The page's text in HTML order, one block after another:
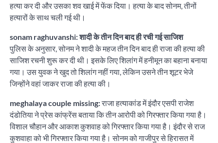
हत्या कर दी और उसका शव खाई में फेंक दिया। हत्या के बाद सोनम, तीनों
हत्यारों के साथ चली गई थी।
sonam raghuvanshi: शादी के तीन दिन बाद ही रची गई साजिश
पुलिस के अनुसार, सोनम ने शादी के महज तीन दिन बाद ही राजा की हत्या की
साजिश रचनी शुरू कर दी थी। इसके लिए शिलांग में हनीमून का बहाना बनाया
गया। उस युवक ने खुद तो शिलांग नहीं गया, लेकिन उसने तीन शूटर भेजे
जिन्होंने वहां जाकर राजा की हत्या की।
meghalaya couple missing:राजा हत्याकांड में इंदौर एसपी राजेश
दंडोतिया ने प्रेस कांफ्रेंस बताया कि तीन आरोपी को गिरफ्तार किया गया है।
विशाल चौहान और आकाश कुशवाह को गिरफ्तार किया गया है। इंदौर से राज
कुशवाहा को भी गिरफ्तार किया गया है। सोनम को गाजीपुर से हिरासत में